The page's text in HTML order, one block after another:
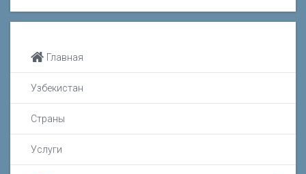
Главная
Узбекистан
Страны
Услуги